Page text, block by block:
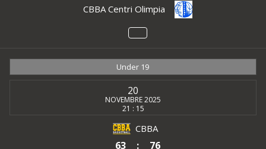
CBBA Centri Olimpia
Under 19
20
NOVEMBRE 2025
21 : 15
CBBA
63 : 76